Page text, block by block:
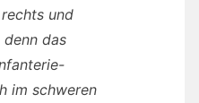
und
das
im schweren